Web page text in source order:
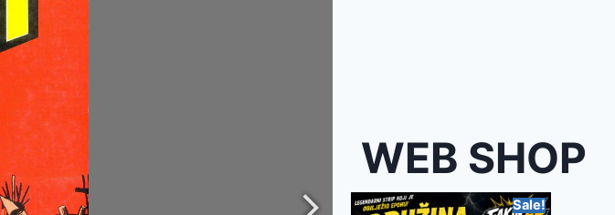
WEB SHOP
Sale!